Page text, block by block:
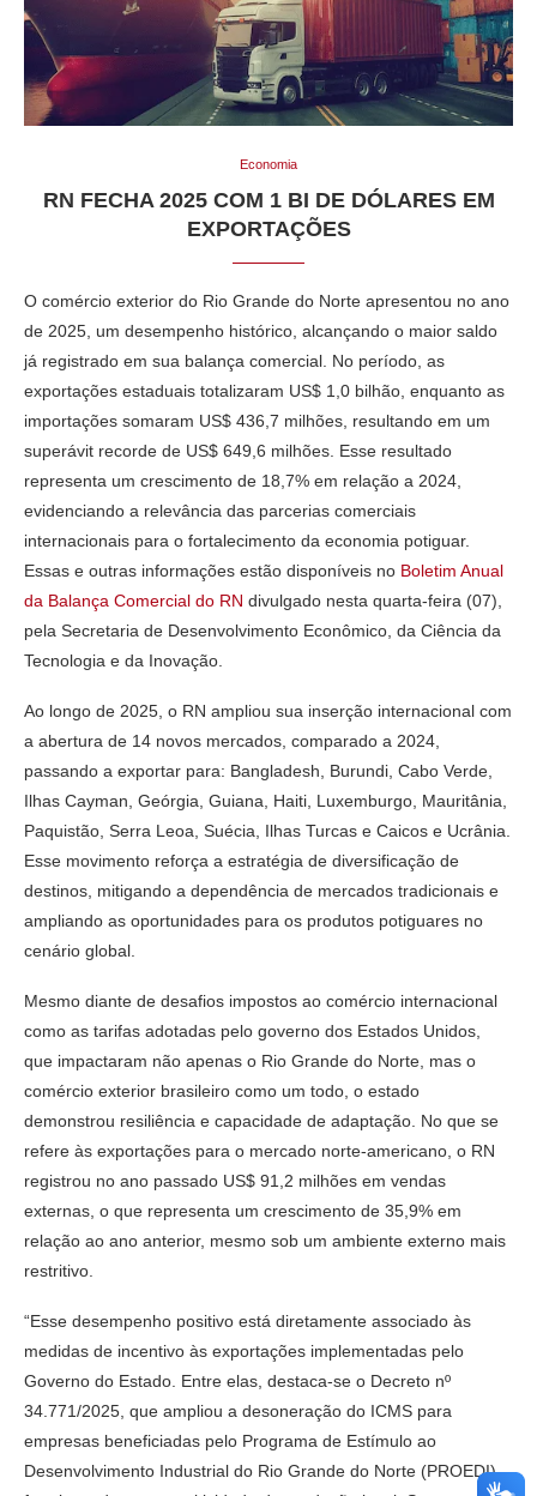
Economia
RN FECHA 2025 COM 1 BI DE DÓLARES EM
EXPORTAÇÕES
O comércio exterior do Rio Grande do Norte apresentou no ano
de 2025, um desempenho histórico, alcançando o maior saldo
já registrado em sua balança comercial. No período, as
exportações estaduais totalizaram US$ 1,0 bilhão, enquanto as
importações somaram US$ 436,7 milhões, resultando em um
superávit recorde de US$ 649,6 milhões. Esse resultado
representa um crescimento de 18,7% em relação a 2024,
evidenciando a relevância das parcerias comerciais
internacionais para o fortalecimento da economia potiguar.
Essas e outras informações estão disponíveis no Boletim Anual
da Balança Comercial do RN divulgado nesta quarta-feira (07),
pela Secretaria de Desenvolvimento Econômico, da Ciência da
Tecnologia e da Inovação.
Ao longo de 2025, o RN ampliou sua inserção internacional com
a abertura de 14 novos mercados, comparado a 2024,
passando a exportar para: Bangladesh, Burundi, Cabo Verde,
Ilhas Cayman, Geórgia, Guiana, Haiti, Luxemburgo, Mauritânia,
Paquistão, Serra Leoa, Suécia, Ilhas Turcas e Caicos e Ucrânia.
Esse movimento reforça a estratégia de diversificação de
destinos, mitigando a dependência de mercados tradicionais e
ampliando as oportunidades para os produtos potiguares no
cenário global.
Mesmo diante de desafios impostos ao comércio internacional
como as tarifas adotadas pelo governo dos Estados Unidos,
que impactaram não apenas o Rio Grande do Norte, mas o
comércio exterior brasileiro como um todo, o estado
demonstrou resiliência e capacidade de adaptação. No que se
refere às exportações para o mercado norte-americano, o RN
registrou no ano passado US$ 91,2 milhões em vendas
externas, o que representa um crescimento de 35,9% em
relação ao ano anterior, mesmo sob um ambiente externo mais
restritivo.
“Esse desempenho positivo está diretamente associado às
medidas de incentivo às exportações implementadas pelo
Governo do Estado. Entre elas, destaca-se o Decreto nº
34.771/2025, que ampliou a desoneração do ICMS para
empresas beneficiadas pelo Programa de Estímulo ao
Desenvolvimento Industrial do Rio Grande do Norte (PROEDI),